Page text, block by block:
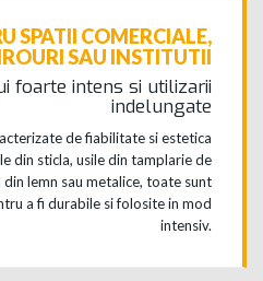
SPATII COMERCIALE,
SAU INSTITUTII
foarte intens si utilizarii
indelungate
de fiabilitate si estetica
din sticla, usile din tamplarie de
lemn sau metalice, toate sunt
a fi durabile si folosite in mod
intensiv.